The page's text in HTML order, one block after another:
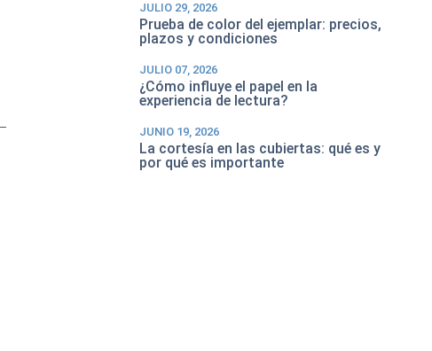
JULIO 29, 2026
Prueba de color del ejemplar: precios,
plazos y condiciones
JULIO 07, 2026
¿Cómo influye el papel en la
experiencia de lectura?
JUNIO 19, 2026
La cortesía en las cubiertas: qué es y
por qué es importante